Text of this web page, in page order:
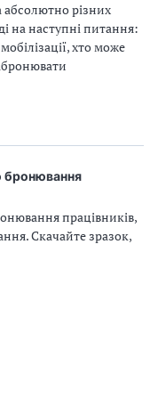
абсолютно різних
на наступні питання:
хто може
бронювання
працівників,
Скачайте зразок,